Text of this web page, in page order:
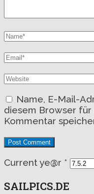
Name, E-Mail-
diesem Browser
Kommentar
Current ye@r *
SAILPICS.DE